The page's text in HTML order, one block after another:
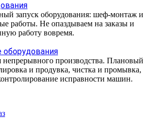
запуск оборудования: шеф-монтаж и
работы. Не опаздываем на заказы и
работу вовремя.
непрерывного производства. Плановый
и продувка, чистка и промывка,
исправности машин.